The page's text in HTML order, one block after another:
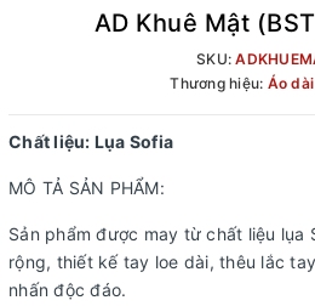
AD Khuê Mật
SKU:
Thương hiệu: Áo
Chất liệu: Lụa Sofia
MÔ TẢ SẢN PHẨM:
Sản phẩm được may từ chất liệu lụa
rộng, thiết kế tay loe dài, thêu lắc
nhấn độc đáo.